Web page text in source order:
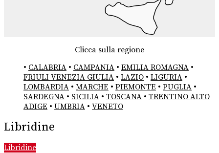
Clicca sulla regione
• CALABRIA • CAMPANIA • EMILIA ROMAGNA •
FRIULI VENEZIA GIULIA • LAZIO • LIGURIA •
LOMBARDIA • MARCHE • PIEMONTE • PUGLIA •
SARDEGNA • SICILIA • TOSCANA • TRENTINO ALTO
ADIGE • UMBRIA • VENETO
Libridine
Libridine